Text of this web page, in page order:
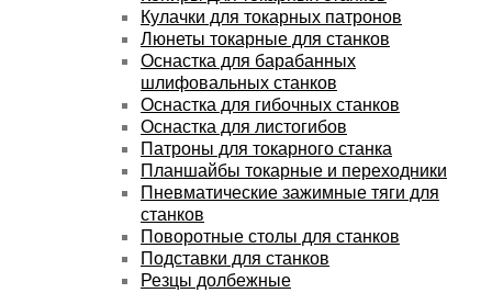
Кулачки для токарных патронов
Люнеты токарные для станков
Оснастка для барабанных
шлифовальных станков
Оснастка для гибочных станков
Оснастка для листогибов
Патроны для токарного станка
Планшайбы токарные и переходники
Пневматические зажимные тяги для
станков
Поворотные столы для станков
Подставки для станков
Резцы долбежные